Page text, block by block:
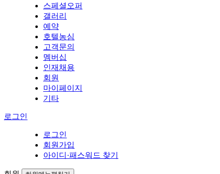
스페셜오퍼
갤러리
예약
호텔농심
고객문의
멤버십
인재채용
회원
마이페이지
기타
로그인
로그인
회원가입
아이디·패스워드 찾기